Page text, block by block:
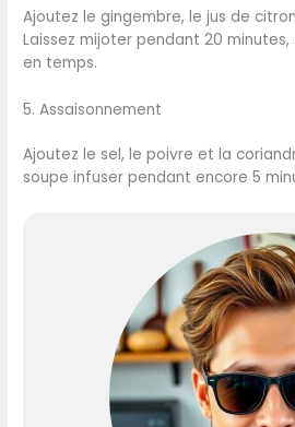
Ajoutez le gingembre, le jus de
Laissez mijoter pendant 20
en temps.
5. Assaisonnement
Ajoutez le sel, le poivre et la
soupe infuser pendant encore 5